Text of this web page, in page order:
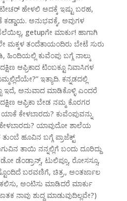
ಹೇಳಲಿ ಅದಕ್ಕೆ ಇಷ್ಟು ಬರಹ,
ಕಡ್ಡಾಯ. ಅನುಭವಕ್ಕೆ, ಅವುಗಳ
getupಗೇ ಮಾರ್ಕು! ಹಾಗಾಗಿ
ಮಕ್ಕಳ ತಂದೆತಾಯಂದಿರು ಬೇಟೆ ಸುರು
ಹಿಂದಿಯಲ್ಲಿ ಕುವೆಂಪು ಬಗ್ಗೆ ನಾಲ್ಕು
ಆಫ್ರಿಕಾದ ಟಿಂಬಕ್ಟೂ ನಿವಾಸಿಗಳ
ಇತ್ಯಾದಿ. ಕನ್ನಡದಲ್ಲಿ
ಇದೆ, ಅನುವಾದ ಮಾಡಿಕೊಳ್ಳಿ ಎಂದರೆ
ಆಫ್ರಿಕಾ ಬೇಡ ನಮ್ಮ ಕೊರಗರ
ಕೇಳಬಾರದು? ಕುವೆಂಪುವನ್ನು
ಯಾವುದೋ ಶಾಲೆಯ
ಹೂವಿನ ಬಗ್ಗೆ ಪ್ರಾಜೆಕ್ಟ್
ತಾಯಿ ನನ್ನಲ್ಲಿಗೆ ಬಂದು ದೂರಿದ್ದು
ಡೆಂಡ್ರಾನ್ಸ್, ಟುಲಿಪ್ಸೂ, ರೋಸಸ್ಸೂ,
ಬರವಣಿಗೆ, ಚಿತ್ರ., ಅಂತರ್ಜಾಲ
ಅಂಟಿಸು ಮಾಡಿದರೆ ಮಾರ್ಕು
ನಾವು ಶುದ್ಧ ಮಾಡುವುದಿಲ್ಲವೇ?)